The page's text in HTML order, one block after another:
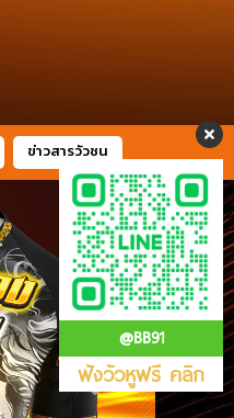
@BB91
ฟังวัวหูฟรี คลิก
ข่าวสารวัวชน